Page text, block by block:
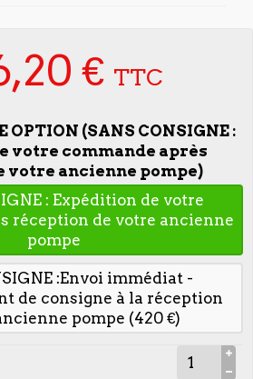
€ TTC
OPTION (SANS CONSIGNE :
votre commande après
votre ancienne pompe)
: Expédition de votre
réception de votre ancienne
pompe
:Envoi immédiat -
de consigne à la réception
pompe (420 €)